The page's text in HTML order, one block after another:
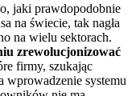
jaki prawdopodobnie
na świecie, tak nagła
na wielu sektorach.
zrewolucjonizować
firmy, szukając
wprowadzenie systemu